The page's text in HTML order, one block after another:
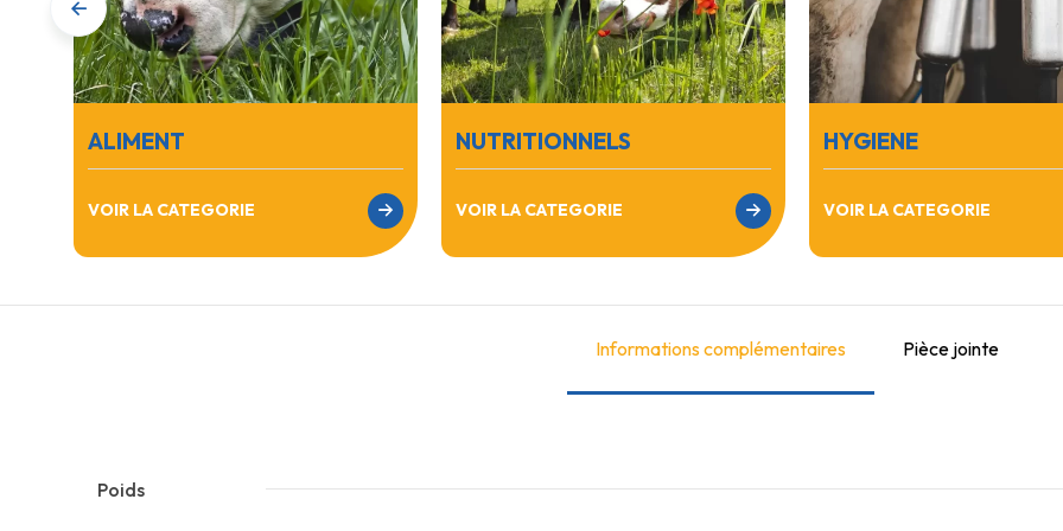
ALIMENT
VOIR LA CATEGORIE
NUTRITIONNELS
VOIR LA CATEGORIE
HYGIENE
VOIR LA CATEGORIE
Informations complémentaires Pièce jointe
Poids